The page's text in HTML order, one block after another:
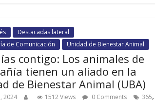
Destacadas lateral
de Comunicación
Unidad de Bienestar Animal
contigo: Los animales de
tienen un aliado en la
de Bienestar Animal (UBA)
2024 1512 Views 0 Comments 365,